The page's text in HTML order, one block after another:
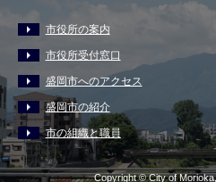
市役所の案内
市役所受付窓口
盛岡市へのアクセス
盛岡市の紹介
市の組織と職員
Copyright © City of